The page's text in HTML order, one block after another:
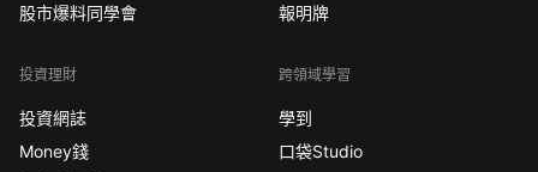
股市爆料同學會
投資理財
投資網誌
Money錢
報明牌
跨領域學習
學到
口袋Studio